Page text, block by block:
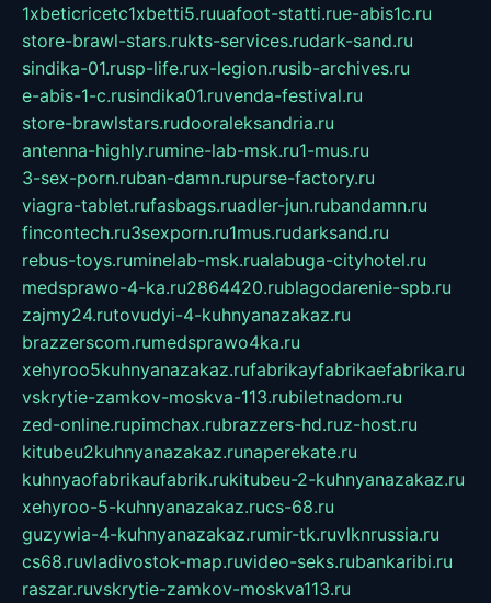
1xbeticricetc1xbetti5.ruuafoot-statti.rue-abis1c.ru
store-brawl-stars.rukts-services.rudark-sand.ru
sindika-01.rusp-life.rux-legion.rusib-archives.ru
e-abis-1-c.rusindika01.ruvenda-festival.ru
store-brawlstars.rudooraleksandria.ru
antenna-highly.rumine-lab-msk.ru1-mus.ru
3-sex-porn.ruban-damn.rupurse-factory.ru
viagra-tablet.rufasbags.ruadler-jun.rubandamn.ru
fincontech.ru3sexporn.ru1mus.rudarksand.ru
rebus-toys.ruminelab-msk.rualabuga-cityhotel.ru
medsprawo-4-ka.ru2864420.rublagodarenie-spb.ru
zajmy24.rutovudyi-4-kuhnyanazakaz.ru
brazzerscom.rumedsprawo4ka.ru
xehyroo5kuhnyanazakaz.rufabrikayfabrikaefabrika.ru
vskrytie-zamkov-moskva-113.rubiletnadom.ru
zed-online.rupimchax.rubrazzers-hd.ruz-host.ru
kitubeu2kuhnyanazakaz.runaperekate.ru
kuhnyaofabrikaufabrik.rukitubeu-2-kuhnyanazakaz.ru
xehyroo-5-kuhnyanazakaz.rucs-68.ru
guzywia-4-kuhnyanazakaz.rumir-tk.ruvlknrussia.ru
cs68.ruvladivostok-map.ruvideo-seks.rubankaribi.ru
raszar.ruvskrytie-zamkov-moskva113.ru